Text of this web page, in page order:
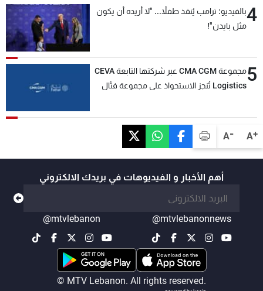
A+
A-
4بالفيديو: ترامب يُنقذ طفلاً... "لا أريده أن يكون
مثل بايدن"!
5
مجموعة CMA CGM عبر شركتها التابعة CEVA
Logistics تُنجز الاستحواذ على مجموعة فتّال
أهم الأخبار و الفيديوهات في بريدك الالكتروني
@mtvlebanonnews
@mtvlebanon
© MTV Lebanon. All rights reserved.